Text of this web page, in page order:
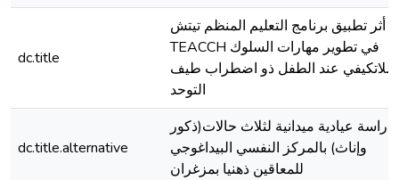
dc.title
أثر تطبيق برنامج التعليم المنظم تيتش
TEACCH في تطوير مهارات السلوك
اللاتكيفي عند الطفل ذو اضطراب طيف
التوحد
dc.title.alternative
دراسة عيادية ميدانية لثلاث حالات(ذكور
وإناث) بالمركز النفسي البيداغوجي
للمعاقين ذهنيا بمزغران